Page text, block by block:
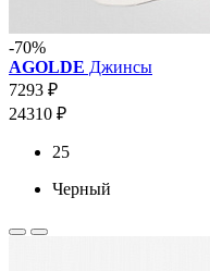
-70%
AGOLDE Джинсы
7293 ₽
24310 ₽
25
Черный